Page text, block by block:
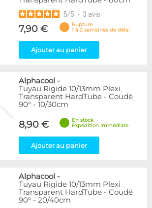
5/5 - 3 avis
7,90 €
Rupture
1 à 2 semaines de délai
Ajouter au panier
Alphacool -
Tuyau Rigide 10/13mm Plexi
Transparent HardTube - Coudé
90° - 10/30cm
8,90 €
En stock
Expédition immédiate
Ajouter au panier
Alphacool -
Tuyau Rigide 10/13mm Plexi
Transparent HardTube - Coudé
90° - 20/40cm